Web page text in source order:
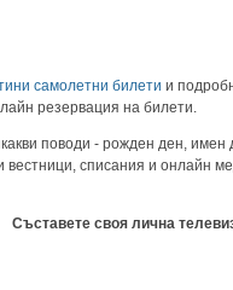
самолетни билети и
резервация на билети.
поводи - рожден ден,
вестници, списания и онлайн
Съставете своя лична